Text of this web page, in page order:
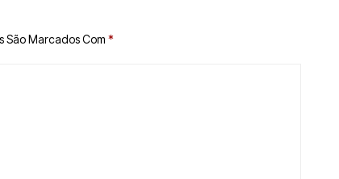
São Marcados Com *